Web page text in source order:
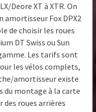
Deore XT à XTR. On
Fox DPX2
de choisir les roues
DT Swiss ou Sun
Les tarifs sont
les vélos complets,
amortisseur existe
montage à la carte
des roues arrières